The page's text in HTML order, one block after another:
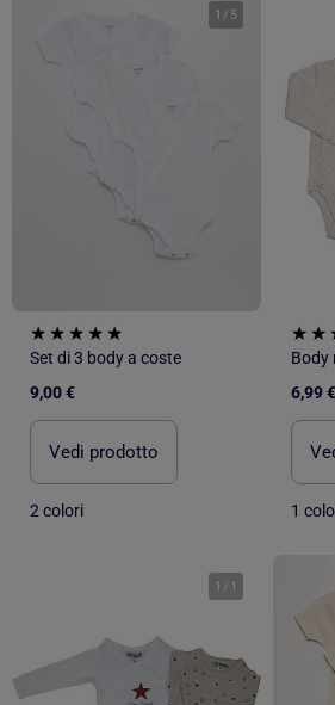
1 / 5
Set di 3 body a coste
9,00 €
Vedi prodotto
2 colori
Body
6,99 €
1
1 / 1